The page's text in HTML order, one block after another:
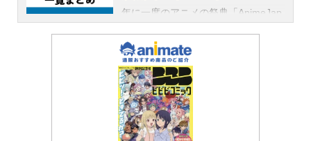
年に一度のアニメの祭典「AnimeJap
2026年3月28日（土）より開幕！
今年もアニメイトタイムズはAJ2026
を密着取材しています。こちらの記
事では、アニメジャパン2026で発表
された最新情報やレポートを総まと
めでご紹介！記事は都度、更新を行
っておりますので、定期的にチェッ